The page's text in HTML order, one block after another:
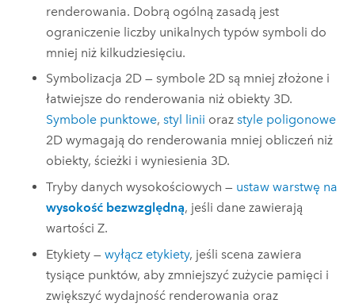
renderowania. Dobrą ogólną zasadą jest
ograniczenie liczby unikalnych typów symboli do
mniej niż kilkudziesięciu.
Symbolizacja 2D — symbole 2D są mniej złożone i
łatwiejsze do renderowania niż obiekty 3D.
Symbole punktowe,styl linii orazstyle poligonowe
2D wymagają do renderowania mniej obliczeń niż
obiekty, ścieżki i wyniesienia 3D.
Tryby danych wysokościowych — ustaw warstwę na
wysokość bezwzględną, jeśli dane zawierają
wartości Z.
Etykiety —wyłącz etykiety, jeśli scena zawiera
tysiące punktów, aby zmniejszyć zużycie pamięci i
zwiększyć wydajność renderowania oraz